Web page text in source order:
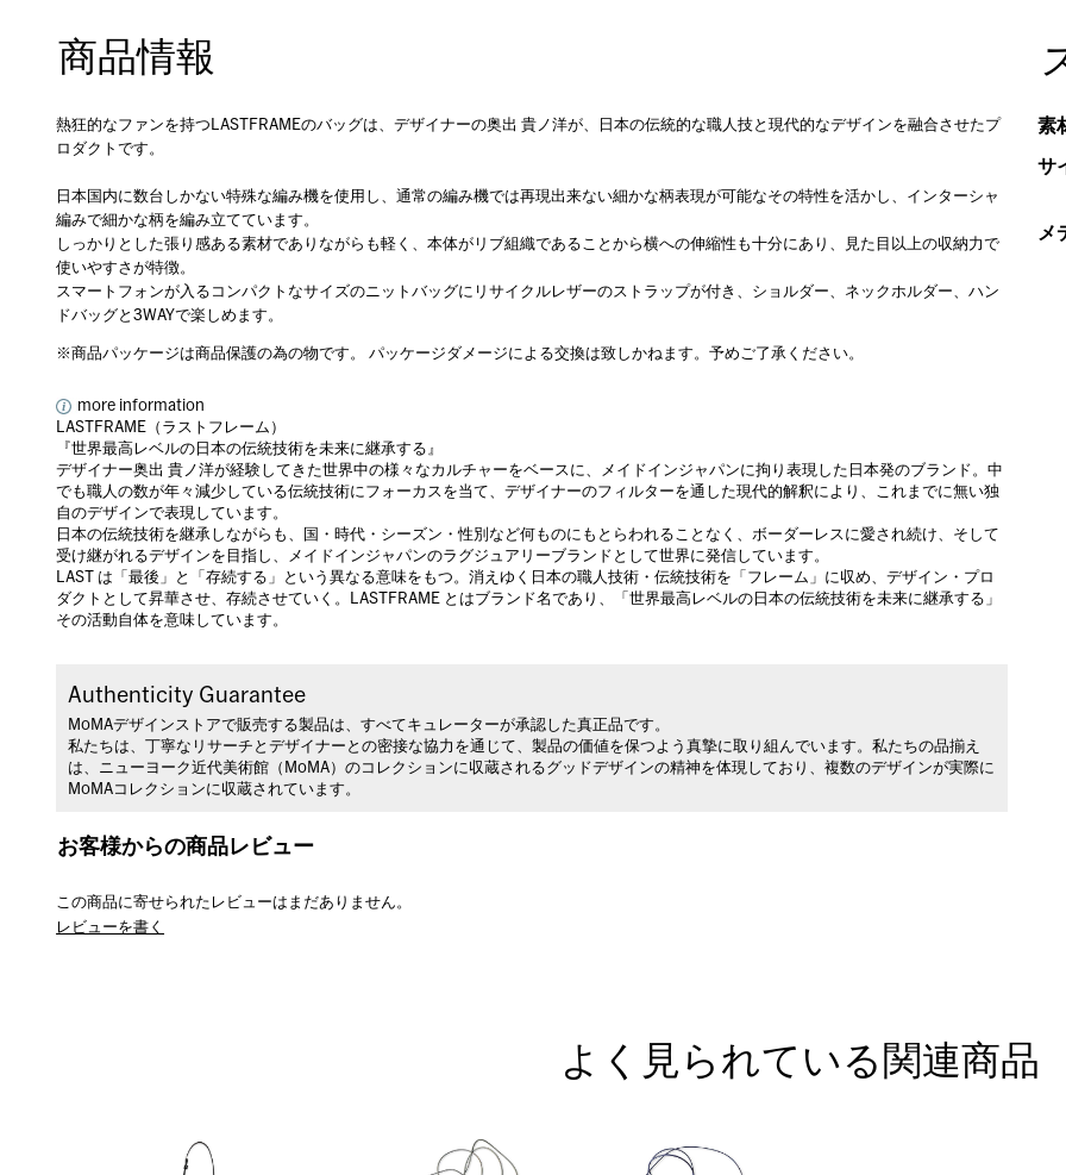
商品情報
熱狂的なファンを持つLASTFRAMEのバッグは、デザイナーの奥出 貴ノ洋が、日本の伝統的な職人技と現代的なデザインを融合させたプ
ロダクトです。
日本国内に数台しかない特殊な編み機を使用し、通常の編み機では再現出来ない細かな柄表現が可能なその特性を活かし、インターシャ
編みで細かな柄を編み立てています。
しっかりとした張り感ある素材でありながらも軽く、本体がリブ組織であることから横への伸縮性も十分にあり、見た目以上の収納力で
使いやすさが特徴。
スマートフォンが入るコンパクトなサイズのニットバッグにリサイクルレザーのストラップが付き、ショルダー、ネックホルダー、ハン
ドバッグと3WAYで楽しめます。
※商品パッケージは商品保護の為の物です。 パッケージダメージによる交換は致しかねます。予めご了承ください。
more information
LASTFRAME（ラストフレーム）
『世界最高レベルの日本の伝統技術を未来に継承する』
デザイナー奥出 貴ノ洋が経験してきた世界中の様々なカルチャーをベースに、メイドインジャパンに拘り表現した日本発のブランド。中
でも職人の数が年々減少している伝統技術にフォーカスを当て、デザイナーのフィルターを通した現代的解釈により、これまでに無い独
自のデザインで表現しています。
日本の伝統技術を継承しながらも、国・時代・シーズン・性別など何ものにもとらわれることなく、ボーダーレスに愛され続け、そして
受け継がれるデザインを目指し、メイドインジャパンのラグジュアリーブランドとして世界に発信しています。
LAST は「最後」と「存続する」という異なる意味をもつ。消えゆく日本の職人技術・伝統技術を「フレーム」に収め、デザイン・プロ
ダクトとして昇華させ、存続させていく。LASTFRAME とはブランド名であり、「世界最高レベルの日本の伝統技術を未来に継承する」
その活動自体を意味しています。
Authenticity Guarantee
MoMAデザインストアで販売する製品は、すべてキュレーターが承認した真正品です。
私たちは、丁寧なリサーチとデザイナーとの密接な協力を通じて、製品の価値を保つよう真摯に取り組んでいます。私たちの品揃え
は、ニューヨーク近代美術館（MoMA）のコレクションに収蔵されるグッドデザインの精神を体現しており、複数のデザインが実際に
MoMAコレクションに収蔵されています。
素
サ
メ
お客様からの商品レビュー
この商品に寄せられたレビューはまだありません。
レビューを書く
よく見られている関連商品